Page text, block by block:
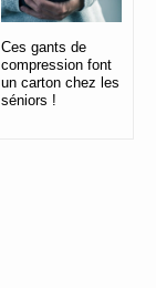
Ces gants de
compression font
un carton chez les
séniors !